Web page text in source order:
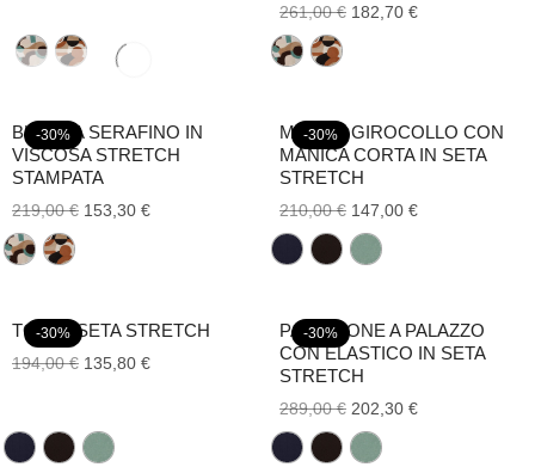
261,00€ 182,70 €
-30%
BLUSA A SERAFINO IN
VISCOSA STRETCH
STAMPATA
219,00€ 153,30 €
-30%
MAGLIA GIROCOLLO CON
MANICA CORTA IN SETA
STRETCH
210,00€ 147,00 €
-30%
TOP IN SETA STRETCH
194,00€ 135,80 €
-30%
PANTALONE A PALAZZO
CON ELASTICO IN SETA
STRETCH
289,00€ 202,30 €